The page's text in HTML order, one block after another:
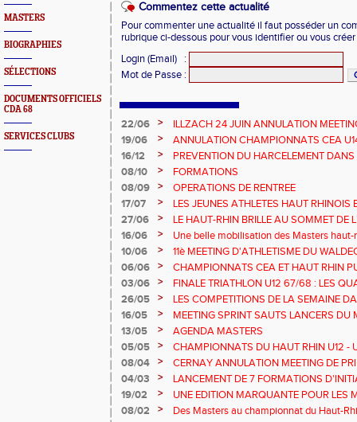
MASTERS
BIOGRAPHIES
SÉLECTIONS
DOCUMENTS OFFICIELS
CDA 68
SERVICES CLUBS
Commentez cette actualité
Pour commenter une actualité il faut posséder un
rubrique ci-dessous pour vous identifier ou vous
Login (Email)
:
Mot de Passe :
22/06 >
ILLZACH 24 JUIN ANNULATION
19/06
>
ANNULATION CHAMPIONNATS CEA
16/12
>
PREVENTION DU HARCELEMENT
08/10
>
FORMATIONS
08/09
>
OPERATIONS DE RENTREE
17/07
>
LES JEUNES ATHLETES HAUT RHINOIS
CHAMPIONNATS DE FRANCE AVENIR
27/06 >
LE HAUT-RHIN BRILLE AU SOMMET DE
!
16/06 >
Une belle mobilisation des Masters haut-
Championnats Grand Est 2025
10/06 >
11è MEETING D'ATHLETISME DU
06/06
>
CHAMPIONNATS CEA ET HAUT RHIN
03/06
>
FINALE TRIATHLON U12 67/68 : LES
26/05
>
LES COMPETITIONS DE LA SEMAINE
16/05
>
MEETING SPRINT SAUTS LANCERS DU
13/05
>
AGENDA MASTERS
05/05
>
CHAMPIONNATS DU HAUT RHIN U12 -
08/04
>
CERNAY ANNULATION MEETING DE
04/03
>
LANCEMENT DE 7 FORMATIONS
19/02
>
UNE EDITION MARQUANTE POUR LES
08/02
>
Des Masters au championnat du Haut-